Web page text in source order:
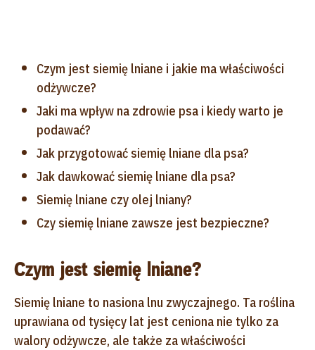
Czym jest siemię lniane i jakie ma właściwości
odżywcze?
Jaki ma wpływ na zdrowie psa i kiedy warto je
podawać?
Jak przygotować siemię lniane dla psa?
Jak dawkować siemię lniane dla psa?
Siemię lniane czy olej lniany?
Czy siemię lniane zawsze jest bezpieczne?
Czym jest siemię lniane?
Siemię lniane to nasiona lnu zwyczajnego. Ta roślina
uprawiana od tysięcy lat jest ceniona nie tylko za
walory odżywcze, ale także za właściwości